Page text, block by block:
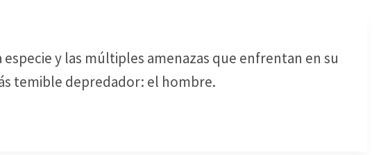
y las múltiples amenazas que enfrentan en su
temible depredador: el hombre.